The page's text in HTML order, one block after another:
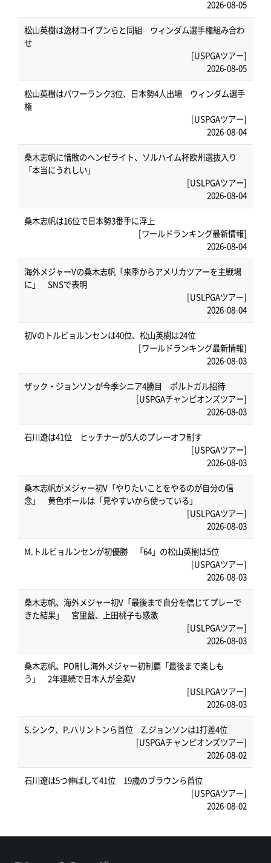
2026-08-05
松山英樹は逸材コイブンらと同組 ウィンダム選手権組み合わ
せ
[USPGAツアー]
2026-08-05
松山英樹はパワーランク3位、日本勢4人出場 ウィンダム選手
権
[USPGAツアー]
2026-08-04
桑木志帆に惜敗のヘンゼライト、ソルハイム杯欧州選抜入り
「本当にうれしい」
[USLPGAツアー]
2026-08-04
桑木志帆は16位で日本勢3番手に浮上
[ワールドランキング最新情報]
2026-08-04
海外メジャーVの桑木志帆「来季からアメリカツアーを主戦場
に」 SNSで表明
[USLPGAツアー]
2026-08-04
初Vのトルビョルンセンは40位、松山英樹は24位
[ワールドランキング最新情報]
2026-08-03
ザック・ジョンソンが今季シニア4勝目 ポルトガル招待
[USPGAチャンピオンズツアー]
2026-08-03
石川遼は41位 ヒッチナーが5人のプレーオフ制す
[USPGAツアー]
2026-08-03
桑木志帆がメジャー初V「やりたいことをやるのが自分の信
念」 黄色ボールは「見やすいから使っている」
[USLPGAツアー]
2026-08-03
M.トルビョルンセンが初優勝 「64」の松山英樹は5位
[USPGAツアー]
2026-08-03
桑木志帆、海外メジャー初V「最後まで自分を信じてプレーで
きた結果」 宮里藍、上田桃子も感激
[USLPGAツアー]
2026-08-03
桑木志帆、PO制し海外メジャー初制覇「最後まで楽しも
う」 2年連続で日本人が全英V
[USLPGAツアー]
2026-08-03
S.シンク、P.ハリントンら首位 Z.ジョンソンは1打差4位
[USPGAチャンピオンズツアー]
2026-08-02
石川遼は5つ伸ばして41位 19歳のブラウンら首位
[USPGAツアー]
2026-08-02